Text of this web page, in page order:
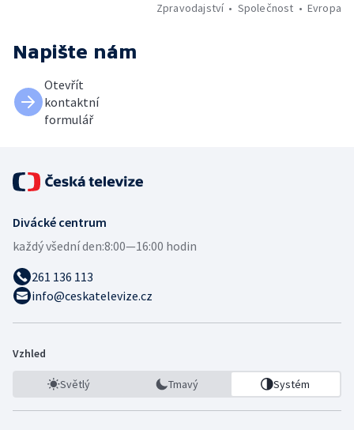
Zpravodajství
Společnost Evropa
Napište nám
Otevřít
kontaktní
formulář
Divácké centrum
každý všední den:8:00—16:00 hodin
261 136 113
info@ceskatelevize.cz
Vzhled
Světlý Tmavý Systém